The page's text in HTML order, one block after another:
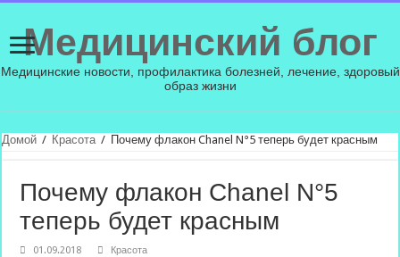
Медицинский блог
Медицинские новости, профилактика болезней, лечение, здоровый
образ жизни
Домой / Красота / Почему флакон Chanel N°5 теперь будет красным
Почему флакон Chanel N°5
теперь будет красным
01.09.2018 Красота